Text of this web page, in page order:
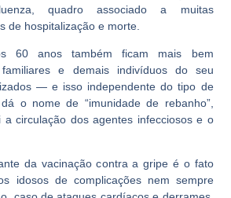
quadro associado a muitas
de hospitalização e morte.
60 anos também ficam mais bem
familiares e demais indivíduos do seu
— e isso independente do tipo de
o nome de “imunidade de rebanho”,
a circulação dos agentes infecciosos e o
da vacinação contra a gripe é o fato
idosos de complicações nem sempre